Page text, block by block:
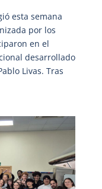
esta semana
por los
en el
desarrollado
Livas. Tras